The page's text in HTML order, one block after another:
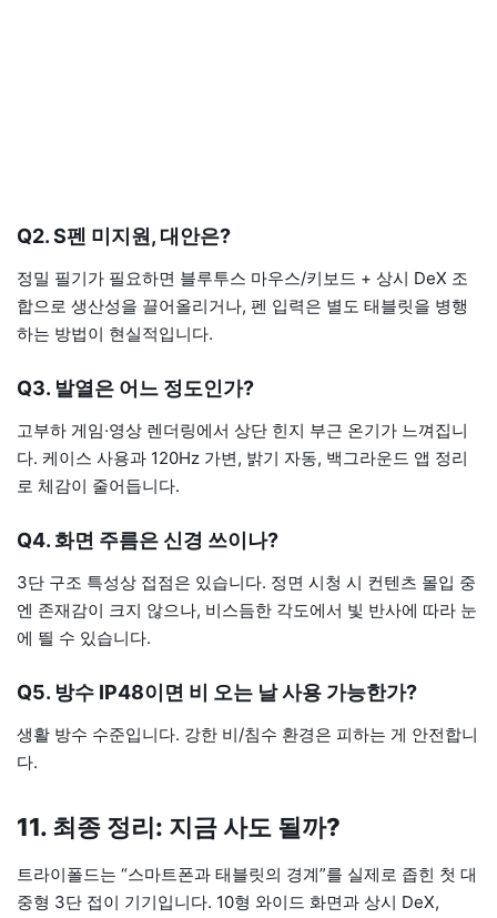
Q2. S펜 미지원, 대안은?
정밀 필기가 필요하면 블루투스 마우스/키보드 + 상시 DeX 조
합으로 생산성을 끌어올리거나, 펜 입력은 별도 태블릿을 병행
하는 방법이 현실적입니다.
Q3. 발열은 어느 정도인가?
고부하 게임·영상 렌더링에서 상단 힌지 부근 온기가 느껴집니
다. 케이스 사용과 120Hz 가변, 밝기 자동, 백그라운드 앱 정리
로 체감이 줄어듭니다.
Q4. 화면 주름은 신경 쓰이나?
3단 구조 특성상 접점은 있습니다. 정면 시청 시 컨텐츠 몰입 중
엔 존재감이 크지 않으나, 비스듬한 각도에서 빛 반사에 따라 눈
에 띌 수 있습니다.
Q5. 방수 IP48이면 비 오는 날 사용 가능한가?
생활 방수 수준입니다. 강한 비/침수 환경은 피하는 게 안전합니
다.
11. 최종 정리: 지금 사도 될까?
트라이폴드는 “스마트폰과 태블릿의 경계”를 실제로 좁힌 첫 대
중형 3단 접이 기기입니다. 10형 와이드 화면과 상시 DeX,